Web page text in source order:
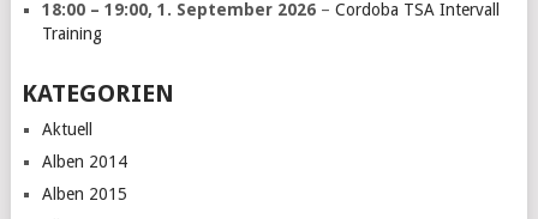
18:00 – 19:00, 1. September 2026– Cordoba TSA Intervall
Training
KATEGORIEN
Aktuell
Alben 2014
Alben 2015